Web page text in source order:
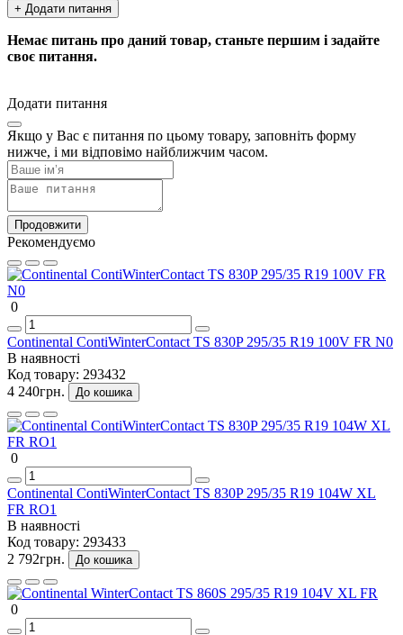
+ Додати питання
Немає питань про даний товар, станьте першим і задайте
своє питання.
Додати питання
Якщо у Вас є питання по цьому товару, заповніть форму
нижче, і ми відповімо найближчим часом.
Продовжити
Рекомендуємо
0
Continental ContiWinterContact TS 830P 295/35 R19 100V FR N0
В наявності
Код товару: 293432
4 240грн.
До кошика
0
Continental ContiWinterContact TS 830P 295/35 R19 104W XL
FR RO1
В наявності
Код товару: 293433
2 792грн.
До кошика
0